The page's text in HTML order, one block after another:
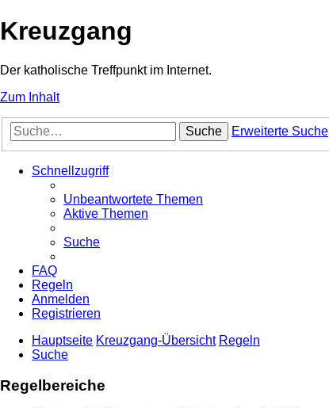
Kreuzgang
Der katholische Treffpunkt im Internet.
Zum Inhalt
Suche Erweiterte Suche
Schnellzugriff
Unbeantwortete Themen
Aktive Themen
Suche
FAQ
Regeln
Anmelden
Registrieren
Hauptseite Kreuzgang-Übersicht Regeln
Suche
Regelbereiche